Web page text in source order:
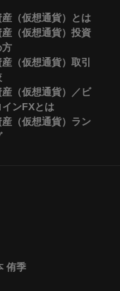
産（仮想通貨）とは
産（仮想通貨）投資
方
（仮想通貨）取引
産（仮想通貨）／ビ
インFXとは
産（仮想通貨）ラン
侑季